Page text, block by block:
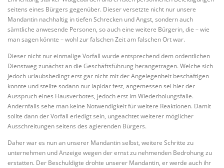
seitens eines Bürgers gegenüber. Dieser versetzte nicht nur unsere
Mandantin nachhaltig in tiefen Schrecken und Angst, sondern auch
sämtliche anwesende Personen, so auch eine weitere Bürgerin, die – wie
man sagen könnte – wohl zur falschen Zeit am falschen Ort war.
Dieser nicht nur einmalige Vorfall wurde entsprechend dem ordentlichen
Dienstweg zunächst an die Geschäftsführung herangetragen. Welche sich
jedoch urlaubsbedingt erst gar nicht mit der Angelegenheit beschäftigen
konnte und stellte sodann nur lapidar fest, angemessen sei hier der
Ausspruch eines Hausverbotes, jedoch erst im Wiederholungsfalle.
Andernfalls sehe man keine Notwendigkeit für weitere Reaktionen. Damit
sollte dann der Vorfall erledigt sein, ungeachtet weiterer möglicher
Ausschreitungen seitens des agierenden Bürgers.
Daher war es nun an unserer Mandantin selbst, weitere Schritte zu
unternehmen und Anzeige wegen der ernst zu nehmenden Bedrohung zu
erstatten. Der Beschuldigte drohte unserer Mandantin, er werde auch ihr